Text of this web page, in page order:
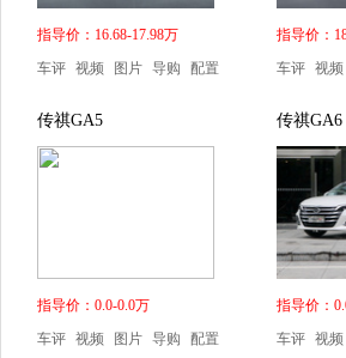
指导价：16.68-17.98万
车评 视频 图片 导购 配置
指导价：
车评 视频
传祺GA5
指导价：0.0-0.0万
车评 视频 图片 导购 配置
传祺GA6
指导价：
车评 视频